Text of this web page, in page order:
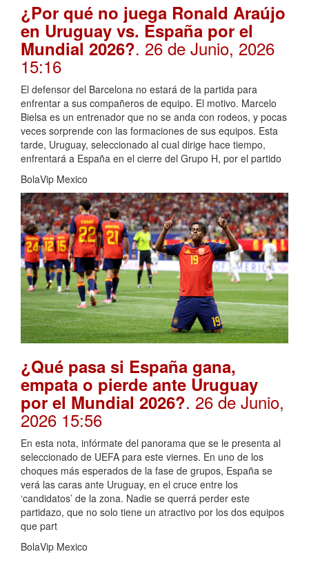
¿Por qué no juega Ronald Araújo
en Uruguay vs. España por el
Mundial 2026?. 26 de Junio, 2026
15:16
El defensor del Barcelona no estará de la partida para
enfrentar a sus compañeros de equipo. El motivo. Marcelo
Bielsa es un entrenador que no se anda con rodeos, y pocas
veces sorprende con las formaciones de sus equipos. Esta
tarde, Uruguay, seleccionado al cual dirige hace tiempo,
enfrentará a España en el cierre del Grupo H, por el partido
BolaVip Mexico
¿Qué pasa si España gana,
empata o pierde ante Uruguay
por el Mundial 2026?. 26 de Junio,
2026 15:56
En esta nota, infórmate del panorama que se le presenta al
seleccionado de UEFA para este viernes. En uno de los
choques más esperados de la fase de grupos, España se
verá las caras ante Uruguay, en el cruce entre los
‘candidatos’ de la zona. Nadie se querrá perder este
partidazo, que no solo tiene un atractivo por los dos equipos
que part
BolaVip Mexico